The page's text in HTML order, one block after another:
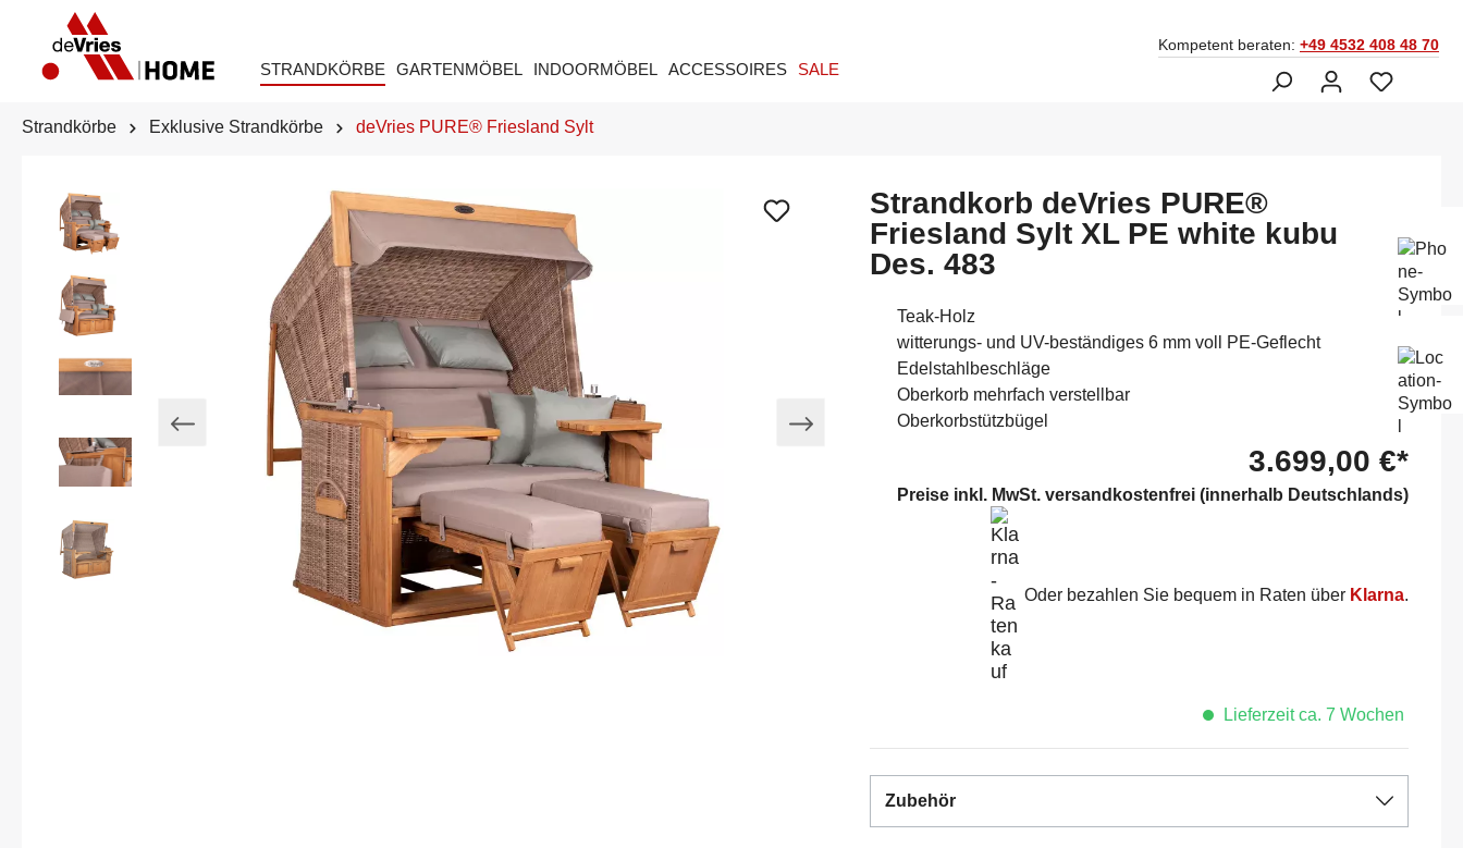
STRANDKÖRBE GARTENMÖBEL INDOORMÖBEL ACCESSOIRES SALE
Kompetent beraten: +49 4532 408 48 70
Strandkörbe Exklusive Strandkörbe deVries PURE® Friesland Sylt
Strandkorb deVries PURE®
Friesland Sylt XL PE white kubu
Des. 483
Teak-Holz
witterungs- und UV-beständiges 6 mm voll PE-Geflecht
Edelstahlbeschläge
Oberkorb mehrfach verstellbar
Oberkorbstützbügel
3.699,00 €*
Preise inkl. MwSt. versandkostenfrei (innerhalb Deutschlands)
Oder bezahlen Sie bequem in Raten über Klarna.
Lieferzeit ca. 7 Wochen
Zubehör